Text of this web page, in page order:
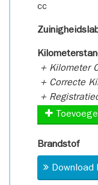
cc
+ Kilometer
+ Correcte
+
Brandstof